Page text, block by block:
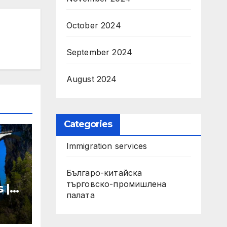
|
October 2024
September 2024
August 2024
Categories
Immigration services
Българо-китайска
търговско-промишлена
палата